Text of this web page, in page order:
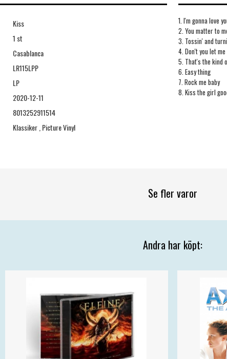
Kiss
1 st
Casablanca
LR115LPP
LP
2020-12-11
8013252911514
Klassiker , Picture Vinyl
1. I'm gonna love
2. You matter to
3. Tossin' and
4. Don't you let me
5. That's the kind
6. Easy thing
7. Rock me baby
8. Kiss the girl
Se fler varor
Andra har köpt: